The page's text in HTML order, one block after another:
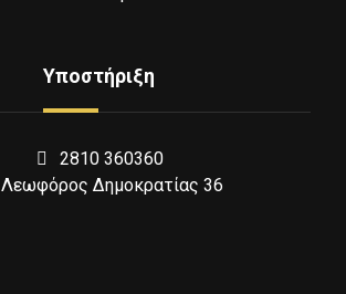
Υποστήριξη
2810 360360
Λεωφόρος Δημοκρατίας 36